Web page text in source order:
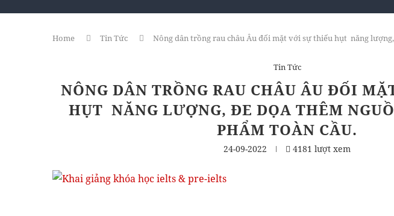
Home Tin Tức Nông dân trồng rau châu Âu đối mặt với sự thiếu hụt năng
Tin Tức
NÔNG DÂN TRỒNG RAU CHÂU ÂU ĐỐI
HỤT NĂNG LƯỢNG, ĐE DỌA THÊM
PHẨM TOÀN CẦU.
24-09-2022 4181 lượt xem